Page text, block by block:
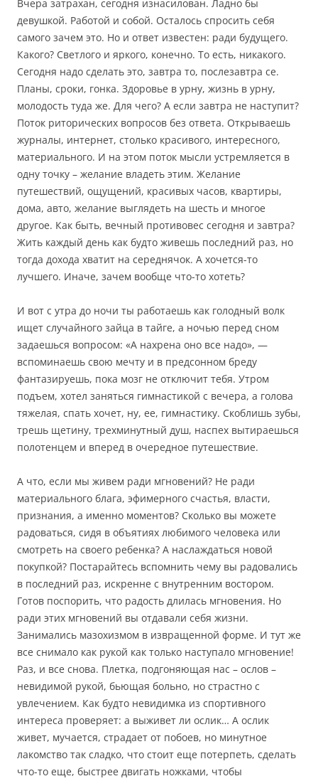
Вчера затрахан, сегодня изнасилован. Ладно бы
девушкой. Работой и собой. Осталось спросить себя
самого зачем это. Но и ответ известен: ради будущего.
Какого? Светлого и яркого, конечно. То есть, никакого.
Сегодня надо сделать это, завтра то, послезавтра се.
Планы, сроки, гонка. Здоровье в урну, жизнь в урну,
молодость туда же. Для чего? А если завтра не наступит?
Поток риторических вопросов без ответа. Открываешь
журналы, интернет, столько красивого, интересного,
материального. И на этом поток мысли устремляется в
одну точку – желание владеть этим. Желание
путешествий, ощущений, красивых часов, квартиры,
дома, авто, желание выглядеть на шесть и многое
другое. Как быть, вечный противовес сегодня и завтра?
Жить каждый день как будто живешь последний раз, но
тогда дохода хватит на середнячок. А хочется-то
лучшего. Иначе, зачем вообще что-то хотеть?
И вот с утра до ночи ты работаешь как голодный волк
ищет случайного зайца в тайге, а ночью перед сном
задаешься вопросом: «А нахрена оно все надо», —
вспоминаешь свою мечту и в предсонном бреду
фантазируешь, пока мозг не отключит тебя. Утром
подъем, хотел заняться гимнастикой с вечера, а голова
тяжелая, спать хочет, ну, ее, гимнастику. Скоблишь зубы,
трешь щетину, трехминутный душ, наспех вытираешься
полотенцем и вперед в очередное путешествие.
А что, если мы живем ради мгновений? Не ради
материального блага, эфимерного счастья, власти,
признания, а именно моментов? Сколько вы можете
радоваться, сидя в объятиях любимого человека или
смотреть на своего ребенка? А наслаждаться новой
покупкой? Постарайтесь вспомнить чему вы радовались
в последний раз, искренне с внутренним востором.
Готов поспорить, что радость длилась мгновения. Но
ради этих мгновений вы отдавали себя жизни.
Занимались мазохизмом в извращенной форме. И тут же
все снимало как рукой как только наступало мгновение!
Раз, и все снова. Плетка, подгоняющая нас – ослов –
невидимой рукой, бьющая больно, но страстно с
увлечением. Как будто невидимка из спортивного
интереса проверяет: а выживет ли ослик… А ослик
живет, мучается, страдает от побоев, но минутное
лакомство так сладко, что стоит еще потерпеть, сделать
что-то еще, быстрее двигать ножками, чтобы